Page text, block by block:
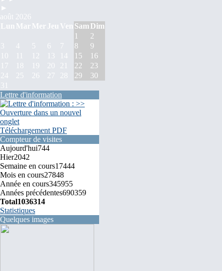
►
août 2026
Lun Mar Mer Jeu Ven Sam Dim
1
2
3
4 5 6 7 8
9
10
11 12 13 14 15
16
17
18 19 20 21 22
23
24
25 26 27 28 29
30
31
Lettre d'information
Téléchargement PDF
Compteur de visites
Aujourd'hui744
Hier2042
Semaine en cours17444
Mois en cours27848
Année en cours345955
Années précédentes690359
Total1036314
Statistiques
Quelques images